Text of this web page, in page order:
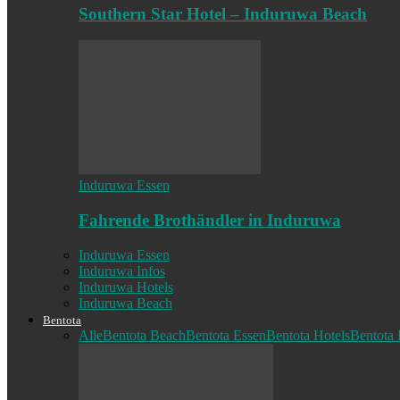
Southern Star Hotel – Induruwa Beach
Induruwa Essen
Fahrende Brothändler in Induruwa
Induruwa Essen
Induruwa Infos
Induruwa Hotels
Induruwa Beach
Bentota
AlleBentota BeachBentota EssenBentota HotelsBentota